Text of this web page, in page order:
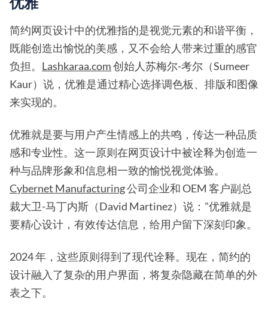
简约网页设计中的优雅指的是视觉元素的和谐平衡，
既能创造出愉悦的美感，又不会给人带来过重的感官
负担。 Lashkaraa.com创始人苏梅尔-考尔（Sumeer
Kaur）说，优雅是通过精心选择调色板、排版和图像
来实现的。
优雅就是要与用户产生情感上的共鸣，传达一种品质
感和专业性。这一原则在网页设计中被诠释为创造一
种与品牌形象和信息相一致的愉悦视觉体验。
Cybernet Manufacturing公司企业和 OEM 客户副总
裁大卫-马丁内斯（David Martinez）说："优雅就是
要精心设计，有效传达信息，给用户留下深刻印象。
2024 年，这些原则得到了现代诠释。现在，简约的
设计融入了复杂的用户界面，将复杂隐藏在简单的外
表之下。